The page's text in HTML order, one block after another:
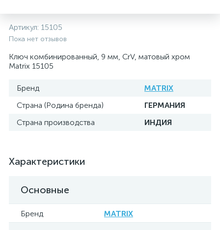
Артикул: 15105
Пока нет отзывов
Ключ комбинированный, 9 мм, CrV, матовый хром
Matrix 15105
Бренд
MATRIX
Страна (Родина бренда)
ГЕРМАНИЯ
Страна производства
ИНДИЯ
Характеристики
Основные
Бренд MATRIX